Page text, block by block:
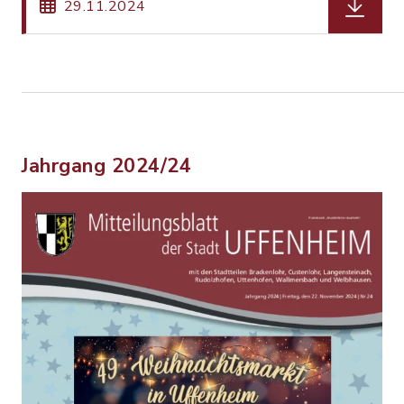
29.11.2024
Jahrgang 2024/24